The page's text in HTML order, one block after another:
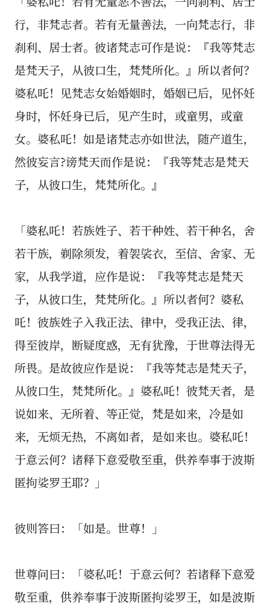
行，非梵志者。若有无量善法，一向梵志行，非
刹利、居士者。彼诸梵志可作是说：『我等梵志
是梵天子，从彼口生，梵梵所化。』所以者何？
婆私吒！见梵志女始婚姻时，婚姻已后，见怀妊
身时，怀妊身已后，见产生时，或童男，或童
女。婆私吒！如是诸梵志亦如世法，随产道生，
然彼妄言?谤梵天而作是说：『我等梵志是梵天
子，从彼口生，梵梵所化。』
「婆私吒！若族姓子、若干种姓、若干种名，舍
若干族，剃除须发，着袈裟衣，至信、舍家、无
家，从我学道，应作是说：『我等梵志是梵天
子，从彼口生，梵梵所化。』所以者何？婆私
吒！彼族姓子入我正法、律中，受我正法、律，
得至彼岸，断疑度惑，无有犹豫，于世尊法得无
所畏。是故彼应作是说：『我等梵志是梵天子，
从彼口生，梵梵所化。』婆私吒！彼梵天者，是
说如来、无所着、等正觉，梵是如来，冷是如
来，无烦无热，不离如者，是如来也。婆私吒！
于意云何？诸释下意爱敬至重，供养奉事于波斯
匿拘娑罗王耶？」
彼则答曰：「如是。世尊！」
世尊问曰：「婆私吒！于意云何？若诸释下意爱
敬至重，供养奉事于波斯匿拘娑罗王，如是波斯